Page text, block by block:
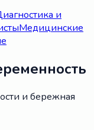
и
Медицинские
и бережная